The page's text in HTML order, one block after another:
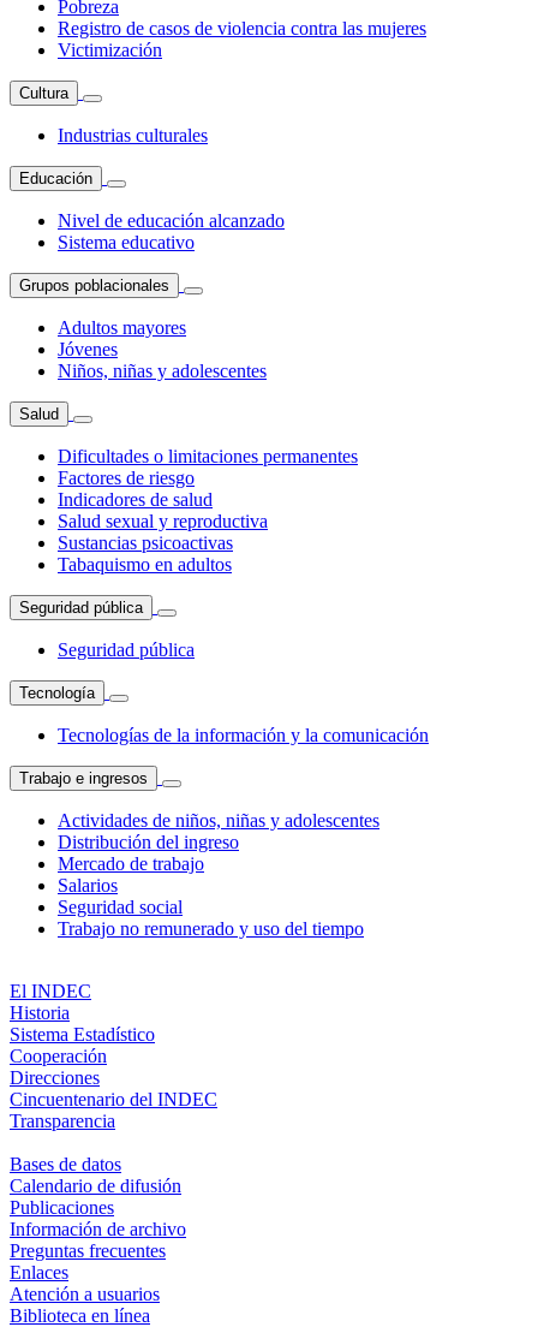
Pobreza
Registro de casos de violencia contra las mujeres
Victimización
Cultura
Industrias culturales
Educación
Nivel de educación alcanzado
Sistema educativo
Grupos poblacionales
Adultos mayores
Jóvenes
Niños, niñas y adolescentes
Salud
Dificultades o limitaciones permanentes
Factores de riesgo
Indicadores de salud
Salud sexual y reproductiva
Sustancias psicoactivas
Tabaquismo en adultos
Seguridad pública
Seguridad pública
Tecnología
Tecnologías de la información y la comunicación
Trabajo e ingresos
Actividades de niños, niñas y adolescentes
Distribución del ingreso
Mercado de trabajo
Salarios
Seguridad social
Trabajo no remunerado y uso del tiempo
El INDEC
Historia
Sistema Estadístico
Cooperación
Direcciones
Cincuentenario del INDEC
Transparencia
Bases de datos
Calendario de difusión
Publicaciones
Información de archivo
Preguntas frecuentes
Enlaces
Atención a usuarios
Biblioteca en línea